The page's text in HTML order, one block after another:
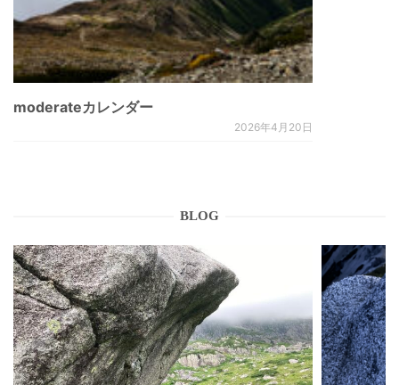
moderateカレンダー
2026年4月20日
BLOG